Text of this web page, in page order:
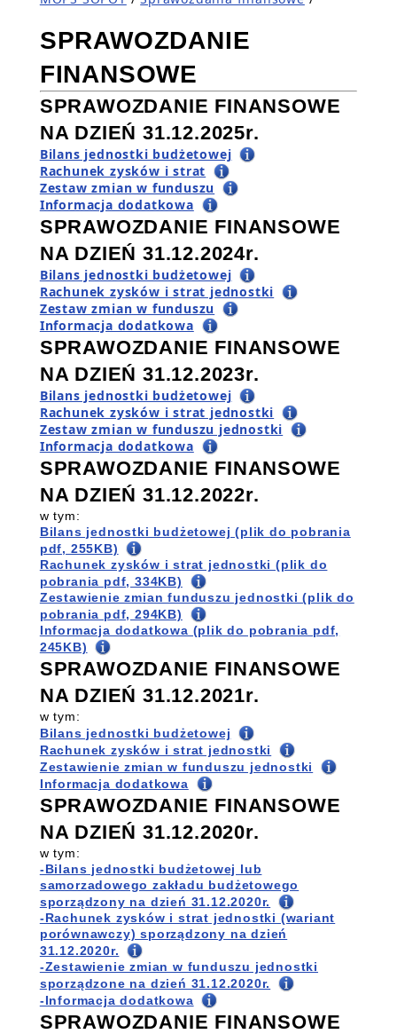
SPRAWOZDANIE
FINANSOWE
SPRAWOZDANIE FINANSOWE
NA DZIEŃ 31.12.2025r.
Bilans jednostki budżetowej
Rachunek zysków i strat
Zestaw zmian w funduszu
Informacja dodatkowa
SPRAWOZDANIE FINANSOWE
NA DZIEŃ 31.12.2024r.
Bilans jednostki budżetowej
Rachunek zysków i strat jednostki
Zestaw zmian w funduszu
Informacja dodatkowa
SPRAWOZDANIE FINANSOWE
NA DZIEŃ 31.12.2023r.
Bilans jednostki budżetowej
Rachunek zysków i strat jednostki
Zestaw zmian w funduszu jednostki
Informacja dodatkowa
SPRAWOZDANIE FINANSOWE
NA DZIEŃ 31.12.2022r.
w tym:
Bilans jednostki budżetowej (plik do pobrania
pdf, 255KB)
Rachunek zysków i strat jednostki (plik do
pobrania pdf, 334KB)
Zestawienie zmian funduszu jednostki (plik do
pobrania pdf, 294KB)
Informacja dodatkowa (plik do pobrania pdf,
245KB)
SPRAWOZDANIE FINANSOWE
NA DZIEŃ 31.12.2021r.
w tym:
Bilans jednostki budżetowej
Rachunek zysków i strat jednostki
Zestawienie zmian w funduszu jednostki
Informacja dodatkowa
SPRAWOZDANIE FINANSOWE
NA DZIEŃ 31.12.2020r.
w tym:
-Bilans jednostki budżetowej lub
samorzadowego zakładu budżetowego
sporządzony na dzień 31.12.2020r.
-Rachunek zysków i strat jednostki (wariant
porównawczy) sporządzony na dzień
31.12.2020r.
-Zestawienie zmian w funduszu jednostki
sporządzone na dzień 31.12.2020r.
-Informacja dodatkowa
SPRAWOZDANIE FINANSOWE